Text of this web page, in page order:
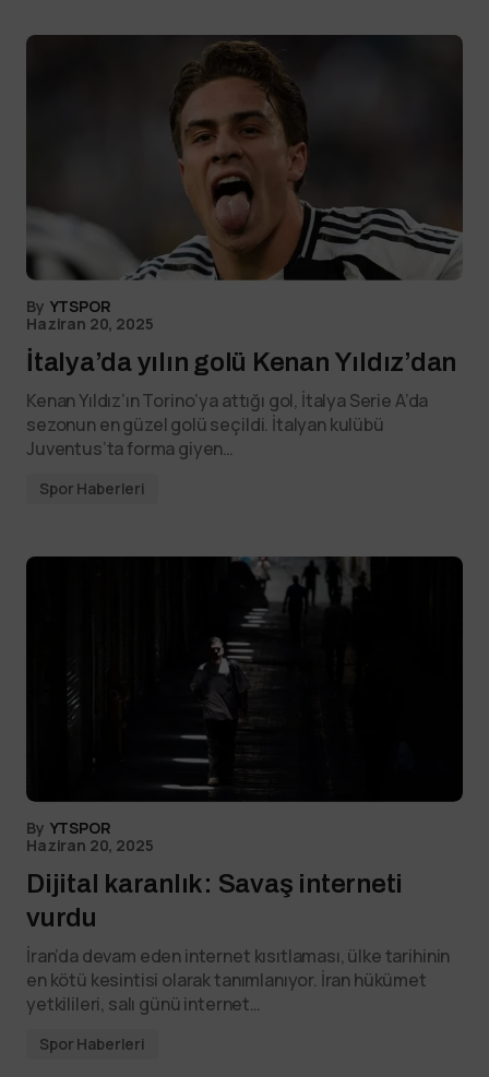
By YTSPOR
Haziran 20, 2025
İtalya’da yılın golü Kenan Yıldız’dan
Kenan Yıldız’ın Torino’ya attığı gol, İtalya Serie A’da
sezonun en güzel golü seçildi. İtalyan kulübü
Juventus‘ta forma giyen…
Spor Haberleri
By YTSPOR
Haziran 20, 2025
Dijital karanlık: Savaş interneti
vurdu
İran’da devam eden internet kısıtlaması, ülke tarihinin
en kötü kesintisi olarak tanımlanıyor. İran hükümet
yetkilileri, salı günü internet…
Spor Haberleri